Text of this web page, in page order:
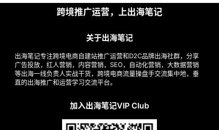
跨境推广运营，上出海笔记
关于出海笔记
出海笔记专注跨境电商自建站推广运营和D2C品牌出海社群，分享
广告投放，红人营销，内容营销，SEO，自动化营销，大数据营销
等出海一线负责人实战干货，跨境电商流量操盘手交流集中地，垂
直的出海推广和运营学习交流平台。
加入出海笔记VIP Club